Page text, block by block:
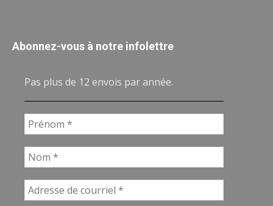
Abonnez-vous à notre infolettre
Pas plus de 12 envois par année.